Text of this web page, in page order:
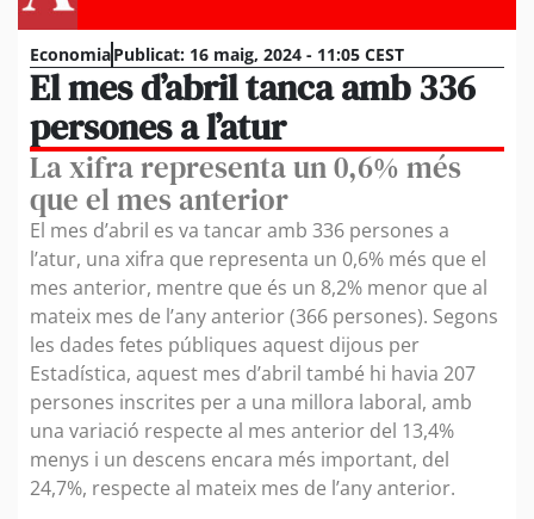
EconomiaPublicat: 16 maig, 2024 - 11:05 CEST
El mes d’abril tanca amb 336
persones a l’atur
La xifra representa un 0,6% més
que el mes anterior
El mes d’abril es va tancar amb 336 persones a
l’atur, una xifra que representa un 0,6% més que el
mes anterior, mentre que és un 8,2% menor que al
mateix mes de l’any anterior (366 persones). Segons
les dades fetes públiques aquest dijous per
Estadística, aquest mes d’abril també hi havia 207
persones inscrites per a una millora laboral, amb
una variació respecte al mes anterior del 13,4%
menys i un descens encara més important, del
24,7%, respecte al mateix mes de l’any anterior.